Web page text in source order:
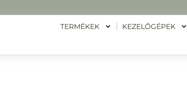
TERMÉKEK KEZELŐGÉPEK